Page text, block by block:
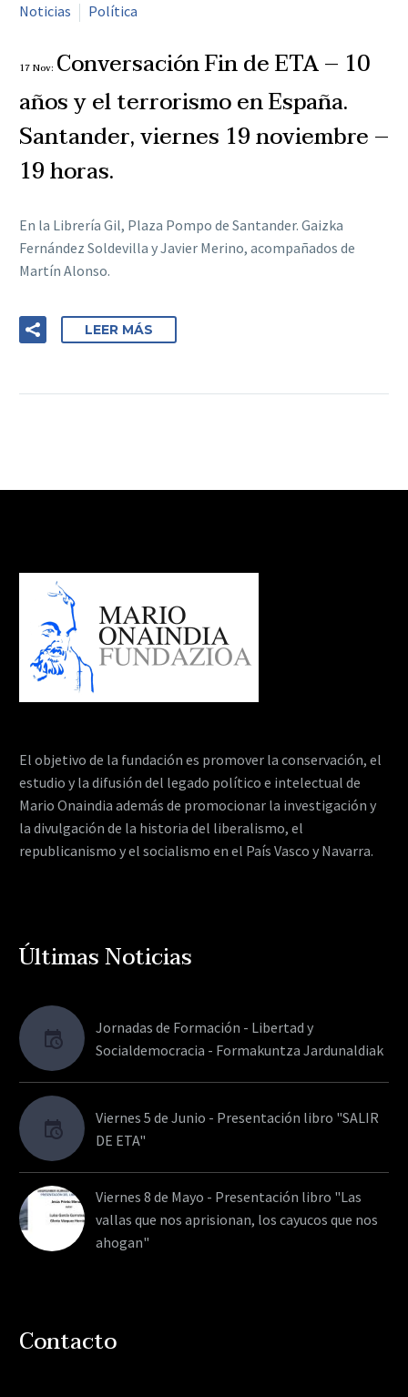
Noticias
Política
17 Nov: Conversación Fin de ETA – 10
años y el terrorismo en España.
Santander, viernes 19 noviembre –
19 horas.
En la Librería Gil, Plaza Pompo de Santander. Gaizka
Fernández Soldevilla y Javier Merino, acompañados de
Martín Alonso.
LEER MÁS
El objetivo de la fundación es promover la conservación, el
estudio y la difusión del legado político e intelectual de
Mario Onaindia además de promocionar la investigación y
la divulgación de la historia del liberalismo, el
republicanismo y el socialismo en el País Vasco y Navarra.
Últimas Noticias
Jornadas de Formación - Libertad y
Socialdemocracia - Formakuntza Jardunaldiak
Viernes 5 de Junio - Presentación libro "SALIR
DE ETA"
Viernes 8 de Mayo - Presentación libro "Las
vallas que nos aprisionan, los cayucos que nos
ahogan"
Contacto